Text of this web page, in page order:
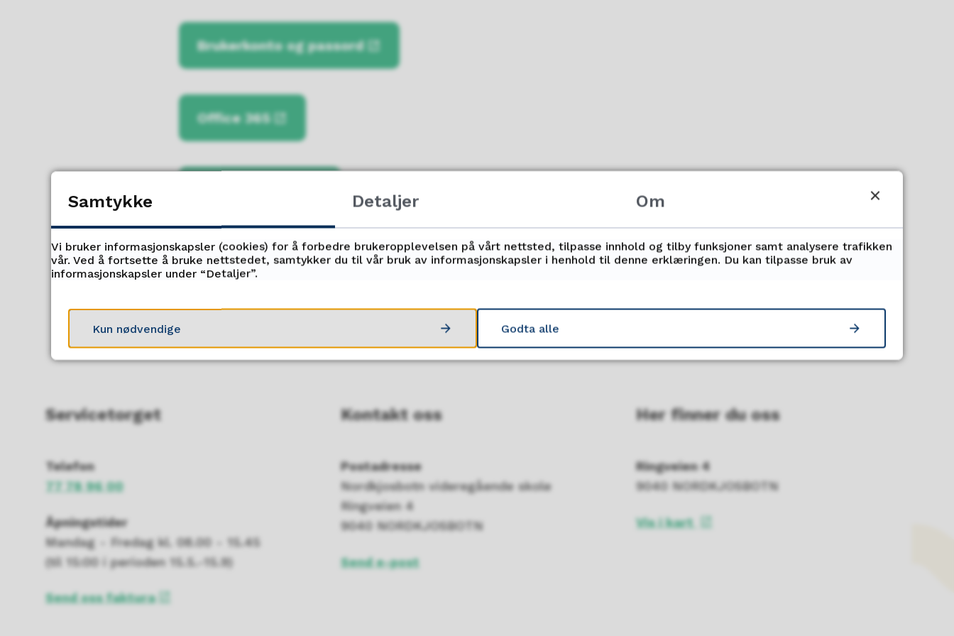
Brukerkonto og passord
Office 365
Fant du det du lette etter?
Servicetorget
Telefon
77 78 96 00
Åpningstider
Mandag - Fredag kl. 08.00 - 15.45
(til 15:00 i perioden 15.5.-15.9)
Send oss faktura
Kontakt oss
Postadresse
Nordkjosbotn videregående skole
Ringveien 4
9040 NORDKJOSBOTN
Send e-post
Her finner du oss
Ringveien 4
9040 NORDKJOSBOTN
Vis i kart
Samtykke Detaljer Om
Vi bruker informasjonskapsler (cookies) for å forbedre brukeropplevelsen på vårt nettsted, tilpasse innhold og tilby funksjoner samt analysere trafikken
vår. Ved å fortsette å bruke nettstedet, samtykker du til vår bruk av informasjonskapsler i henhold til denne erklæringen. Du kan tilpasse bruk av
informasjonskapsler under “Detaljer”.
Kun nødvendige Godta alle